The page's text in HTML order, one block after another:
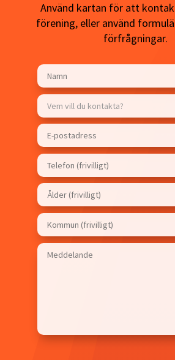
Använd kartan för att
förening, eller använd
förfrågningar.